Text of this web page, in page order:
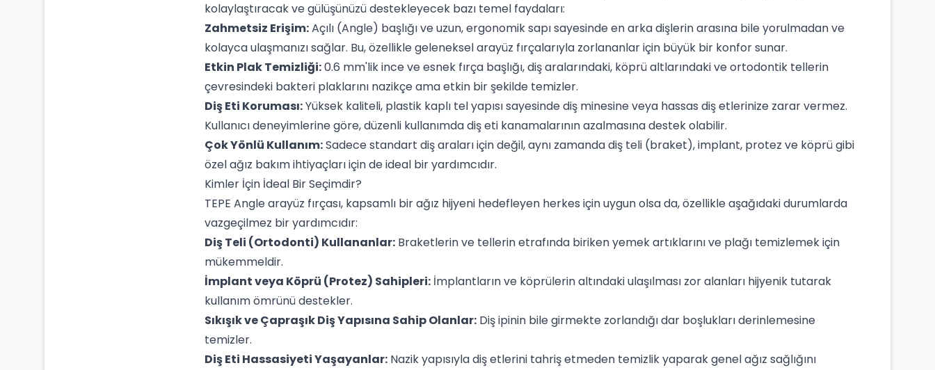
kolaylaştıracak ve gülüşünüzü destekleyecek bazı temel faydaları:
Zahmetsiz Erişim:Açılı (Angle) başlığı ve uzun, ergonomik sapı sayesinde en arka dişlerin arasına bile yorulmadan ve
kolayca ulaşmanızı sağlar. Bu, özellikle geleneksel arayüz fırçalarıyla zorlananlar için büyük bir konfor sunar.
Etkin Plak Temizliği:0.6 mm'lik ince ve esnek fırça başlığı, diş aralarındaki, köprü altlarındaki ve ortodontik tellerin
çevresindeki bakteri plaklarını nazikçe ama etkin bir şekilde temizler.
Diş Eti Koruması:Yüksek kaliteli, plastik kaplı tel yapısı sayesinde diş minesine veya hassas diş etlerinize zarar vermez.
Kullanıcı deneyimlerine göre, düzenli kullanımda diş eti kanamalarının azalmasına destek olabilir.
Çok Yönlü Kullanım:Sadece standart diş araları için değil, aynı zamanda diş teli (braket), implant, protez ve köprü gibi
özel ağız bakım ihtiyaçları için de ideal bir yardımcıdır.
Kimler İçin İdeal Bir Seçimdir?
TEPE Angle arayüz fırçası, kapsamlı bir ağız hijyeni hedefleyen herkes için uygun olsa da, özellikle aşağıdaki durumlarda
vazgeçilmez bir yardımcıdır:
Diş Teli (Ortodonti) Kullananlar: Braketlerin ve tellerin etrafında biriken yemek artıklarını ve plağı temizlemek için
mükemmeldir.
İmplant veya Köprü (Protez) Sahipleri: İmplantların ve köprülerin altındaki ulaşılması zor alanları hijyenik tutarak
kullanım ömrünü destekler.
Sıkışık ve Çapraşık Diş Yapısına Sahip Olanlar: Diş ipinin bile girmekte zorlandığı dar boşlukları derinlemesine
temizler.
Diş Eti Hassasiyeti Yaşayanlar: Nazik yapısıyla diş etlerini tahriş etmeden temizlik yaparak genel ağız sağlığını